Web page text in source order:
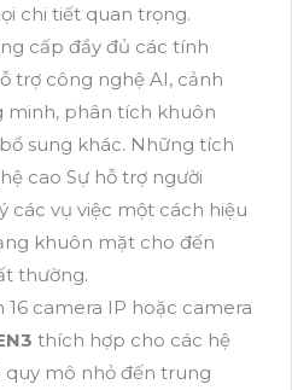
chi tiết quan trọng.
cấp đầy đủ các tính
trợ công nghệ AI, cảnh
minh, phân tích khuôn
sung khác. Những tích
cao Sự hỗ trợ người
các vụ việc một cách hiệu
khuôn mặt cho đến
thường.
16 camera IP hoặc camera
thích hợp cho các hệ
mô nhỏ đến trung